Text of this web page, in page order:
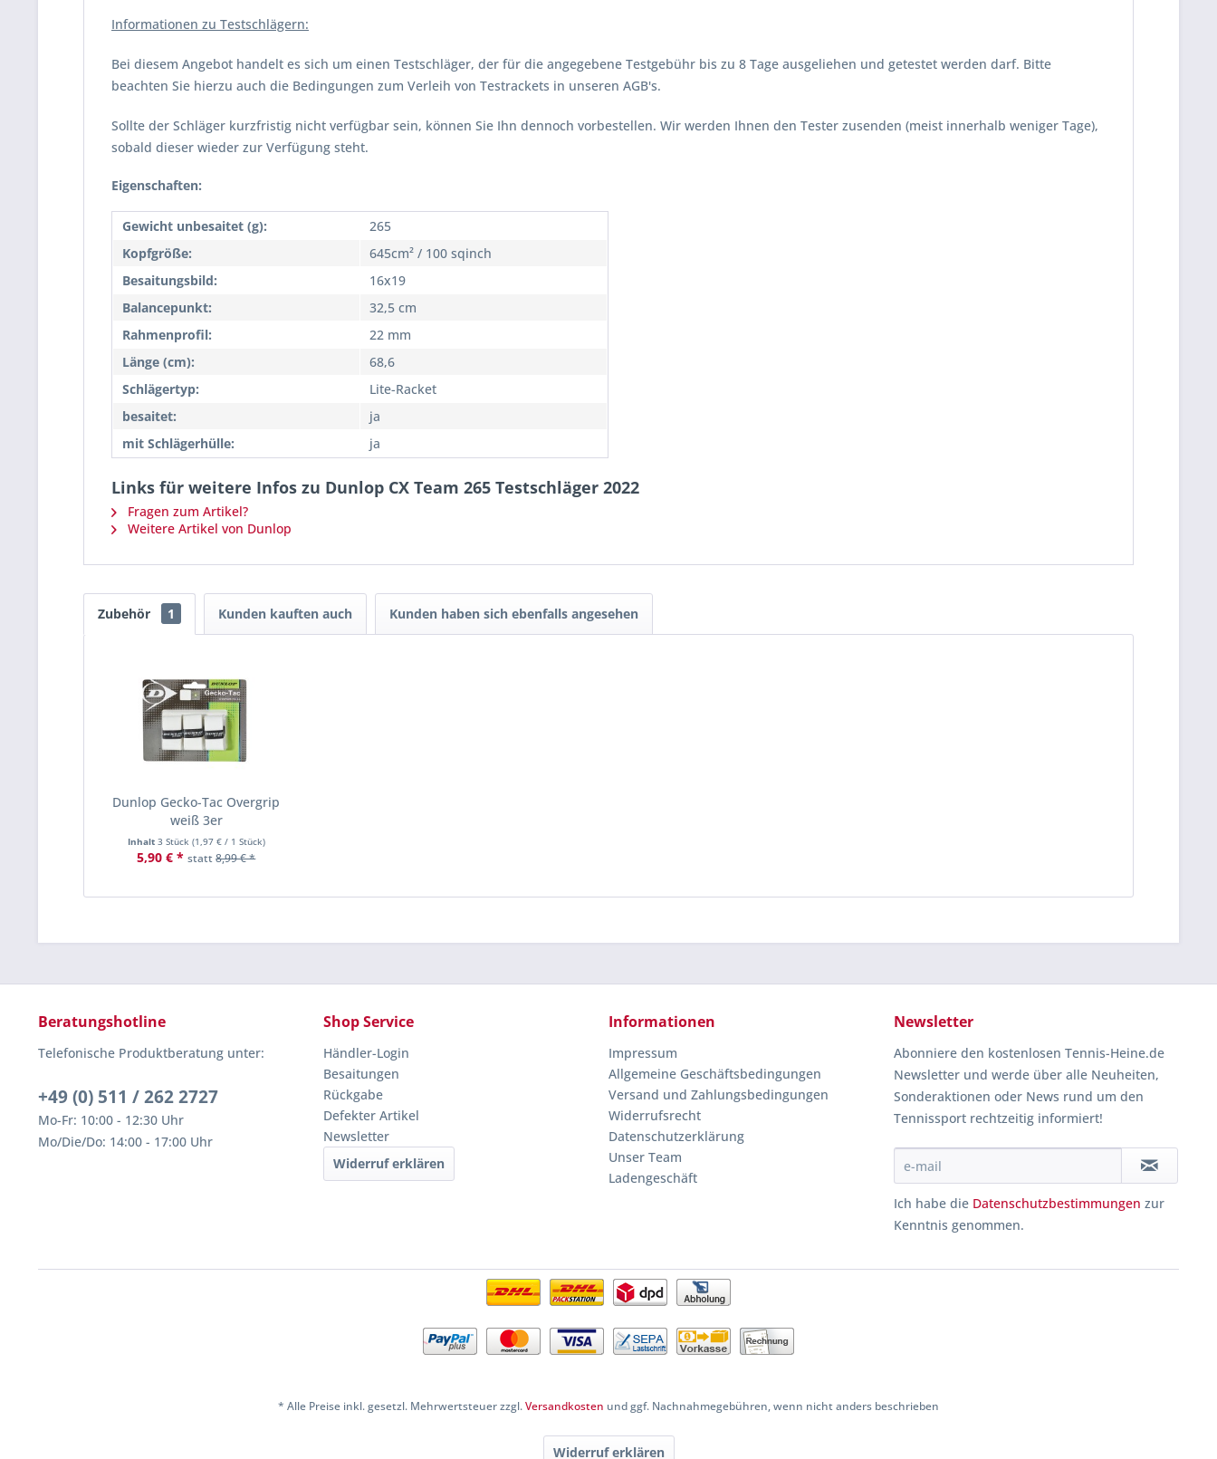
Informationen zu Testschlägern:
Bei diesem Angebot handelt es sich um einen Testschläger, der für die angegebene Testgebühr bis zu 8 Tage ausgeliehen und getestet werden darf. Bitte
beachten Sie hierzu auch die Bedingungen zum Verleih von Testrackets in unseren AGB's.
Sollte der Schläger kurzfristig nicht verfügbar sein, können Sie Ihn dennoch vorbestellen. Wir werden Ihnen den Tester zusenden (meist innerhalb weniger Tage),
sobald dieser wieder zur Verfügung steht.
Eigenschaften:
Gewicht unbesaitet (g):
265
Kopfgröße:
645cm² / 100 sqinch
Besaitungsbild:
16x19
Balancepunkt:
32,5 cm
Rahmenprofil:
22 mm
Länge (cm):
68,6
Schlägertyp:
Lite-Racket
besaitet:
ja
mit Schlägerhülle:
ja
Links für weitere Infos zu Dunlop CX Team 265 Testschläger 2022
Fragen zum Artikel?
Weitere Artikel von Dunlop
Zubehör 1 Kunden kauften auch Kunden haben sich ebenfalls angesehen
Dunlop Gecko-Tac Overgrip
weiß 3er
Inhalt 3 Stück (1,97 €/ 1 Stück)
5,90 € * statt8,99 € *
Beratungshotline
Telefonische Produktberatung unter:
+49 (0) 511 / 262 2727
Mo-Fr: 10:00 - 12:30 Uhr
Mo/Die/Do: 14:00 - 17:00 Uhr
Shop Service
Händler-Login
Besaitungen
Rückgabe
Defekter Artikel
Newsletter
Widerruf erklären
Informationen
Impressum
Allgemeine Geschäftsbedingungen
Versand und Zahlungsbedingungen
Widerrufsrecht
Datenschutzerklärung
Unser Team
Ladengeschäft
Newsletter
Abonniere den kostenlosen Tennis-Heine.de
Newsletter und werde über alle Neuheiten,
Sonderaktionen oder News rund um den
Tennissport rechtzeitig informiert!
Ich habe die Datenschutzbestimmungen zur
Kenntnis genommen.
* Alle Preise inkl. gesetzl. Mehrwertsteuer zzgl.Versandkosten und ggf. Nachnahmegebühren, wenn nicht anders beschrieben
Widerruf erklären